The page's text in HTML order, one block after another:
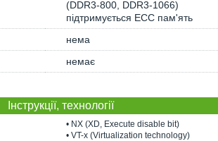
(DDR3-800, DDR3-1066)
підтримується ECC пам'ять
нема
немає
Інструкції, технології
• NX (XD, Execute disable bit)
• VT-x (Virtualization technology)